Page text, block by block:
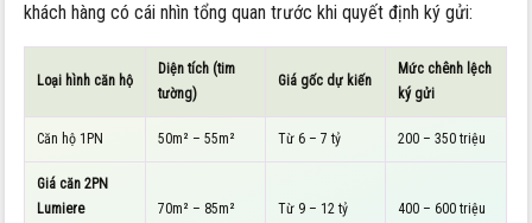
khách hàng có cái nhìn tổng quan trước khi quyết định ký gửi:
Loại hình căn hộ
Diện tích (tim
tường)
Giá gốc dự kiến
Mức chênh lệch
ký gửi
Căn hộ 1PN 50m² – 55m² Từ 6 – 7 tỷ 200 – 350 triệu
Giá căn 2PN
Lumiere
70m² – 85m² Từ 9 – 12 tỷ 400 – 600 triệu